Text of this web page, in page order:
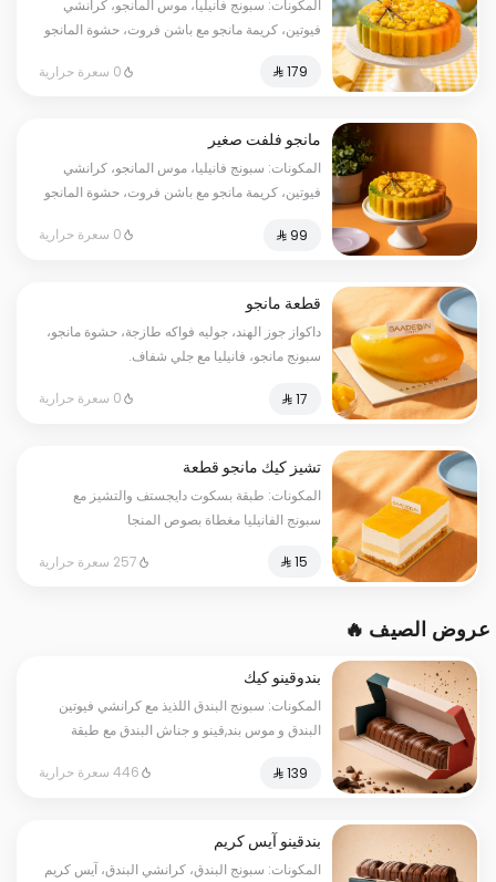
المكونات: سبونج فانيليا، موس المانجو، كرانشي
فيوتين، كريمة مانجو مع باشن فروت، حشوة المانجو
تكفي من ١٠ إلى ١٢ شخص.
0 سعرة حرارية
مانجو فلفت صغير
المكونات: سبونج فانيليا، موس المانجو، كرانشي
فيوتين، كريمة مانجو مع باشن فروت، حشوة المانجو
تكفي من ٥ إلى ٦ أشخاص.
0 سعرة حرارية
قطعة مانجو
داكواز جوز الهند، جوليه فواكه طازجة، حشوة مانجو،
سبونج مانجو، فانيليا مع جلي شفاف.
0 سعرة حرارية
تشيز كيك مانجو قطعة
المكونات: طبقة بسكوت دايجستف والتشيز مع
سبونج الفانيليا مغطاة بصوص المنجا
257 سعرة حرارية
عروض الصيف 🔥
بندوقينو كيك
المكونات: سبونج البندق اللذيذ مع كرانشي فيوتين
البندق و موس بند,قينو و جناش البندق مع طبقة
446 سعرة حرارية
بندقينو آيس كريم
المكونات: سبونج البندق، كرانشي البندق، آيس كريم